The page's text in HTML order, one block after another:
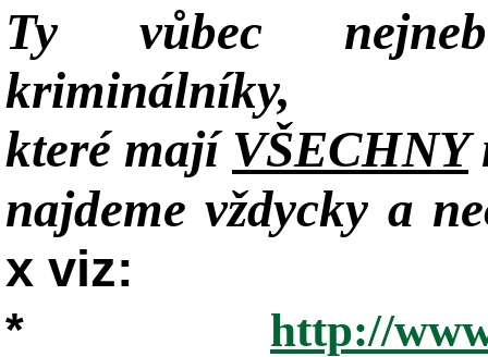
Ty vůbec
kriminálníky,
které majíVŠECHNY
najdeme vždycky a
x viz:
*
http://